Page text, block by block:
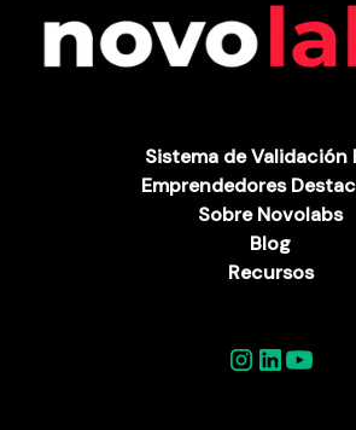
Sistema de Validación
Emprendedores
Sobre Novolabs
Blog
Recursos